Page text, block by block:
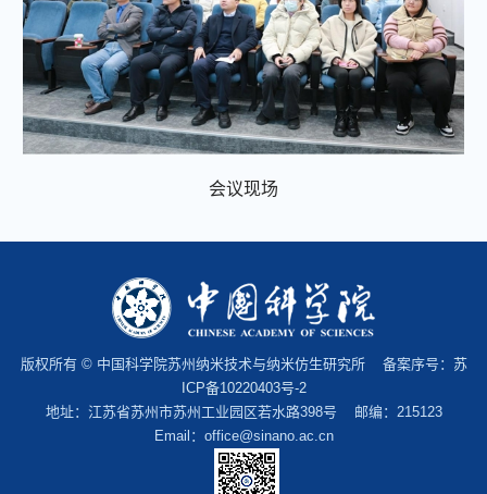
会议现场
版权所有 © 中国科学院苏州纳米技术与纳米仿生研究所 备案序号： 苏
ICP备10220403号-2
地址：江苏省苏州市苏州工业园区若水路398号 邮编：215123
Email：office@sinano.ac.cn